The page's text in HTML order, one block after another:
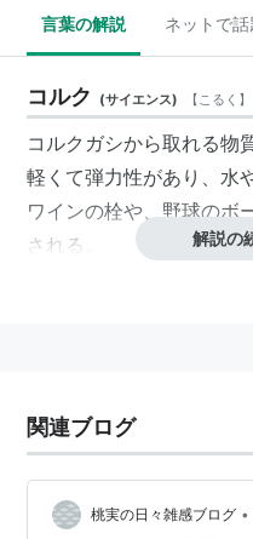
言葉の解説 ネットで話
コルク (サイエンス) 【こるく 】
コルクガシから取れる物
軽くて弾力性があり、水
ワインの栓や、野球のボ
される。
解説の
関連ブログ
桃実の日々雑感ブログ •